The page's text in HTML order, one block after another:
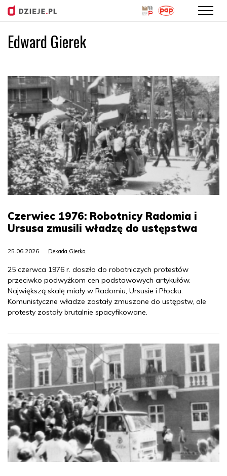
Edward Gierek
Czerwiec 1976: Robotnicy Radomia i
Ursusa zmusili władzę do ustępstwa
25.06.2026 Dekada Gierka
25 czerwca 1976 r. doszło do robotniczych protestów
przeciwko podwyżkom cen podstawowych artykułów.
Największą skalę miały w Radomiu, Ursusie i Płocku.
Komunistyczne władze zostały zmuszone do ustępstw, ale
protesty zostały brutalnie spacyfikowane.